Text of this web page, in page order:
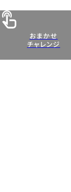
おまかせ
チャレンジ